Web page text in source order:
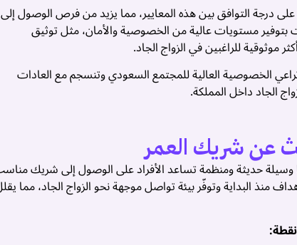
درجة التوافق بين هذه المعايير، مما يزيد من فرص الوصول إلى
بتوفير مستويات عالية من الخصوصية والأمان، مثل توثيق
موثوقية للراغبين في الزواج الجاد.
الخصوصية العالية للمجتمع السعودي وتنسجم مع العادات
الجاد داخل المملكة.
عن شريك العمر
حديثة ومنظمة تساعد الأفراد على الوصول إلى شريك
منذ البداية وتوفّر بيئة تواصل موجهة نحو الزواج الجاد، مما